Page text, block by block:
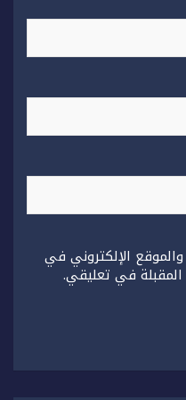
الإلكتروني في
في تعليقي.